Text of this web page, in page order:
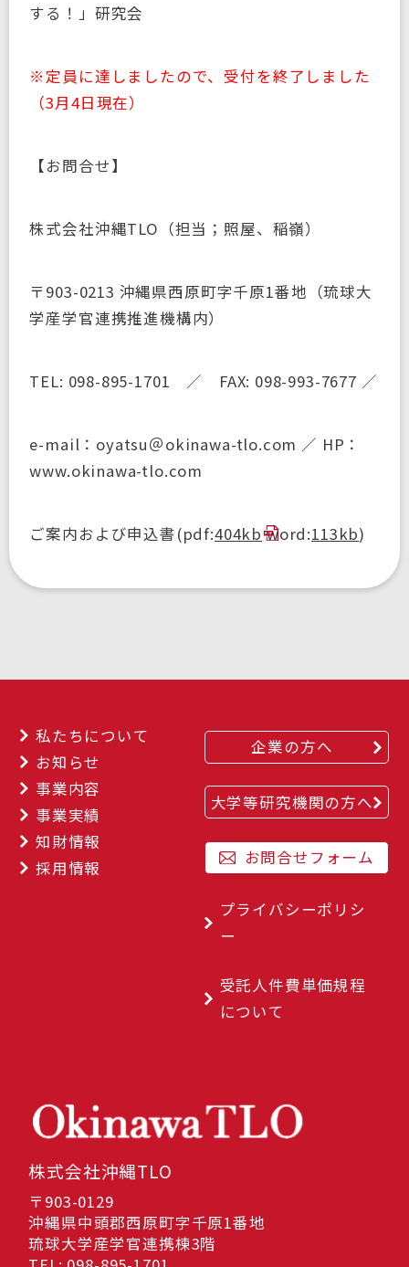
する！」研究会
※定員に達しましたので、受付を終了しました
（3月4日現在）
【お問合せ】
株式会社沖縄TLO（担当；照屋、稲嶺）
〒903-0213 沖縄県西原町字千原1番地（琉球大
学産学官連携推進機構内）
TEL: 098-895-1701 ／ FAX: 098-993-7677 ／
e-mail：oyatsu＠okinawa-tlo.com ／ HP：
www.okinawa-tlo.com
ご案内および申込書(pdf:404kbword:113kb)
私たちについて
お知らせ
事業内容
事業実績
知財情報
採用情報
企業の方へ
大学等研究機関の方へ
お問合せフォーム
プライバシーポリシ
ー
受託人件費単価規程
について
株式会社沖縄TLO
〒903-0129
沖縄県中頭郡西原町字千原1番地
琉球大学産学官連携棟3階